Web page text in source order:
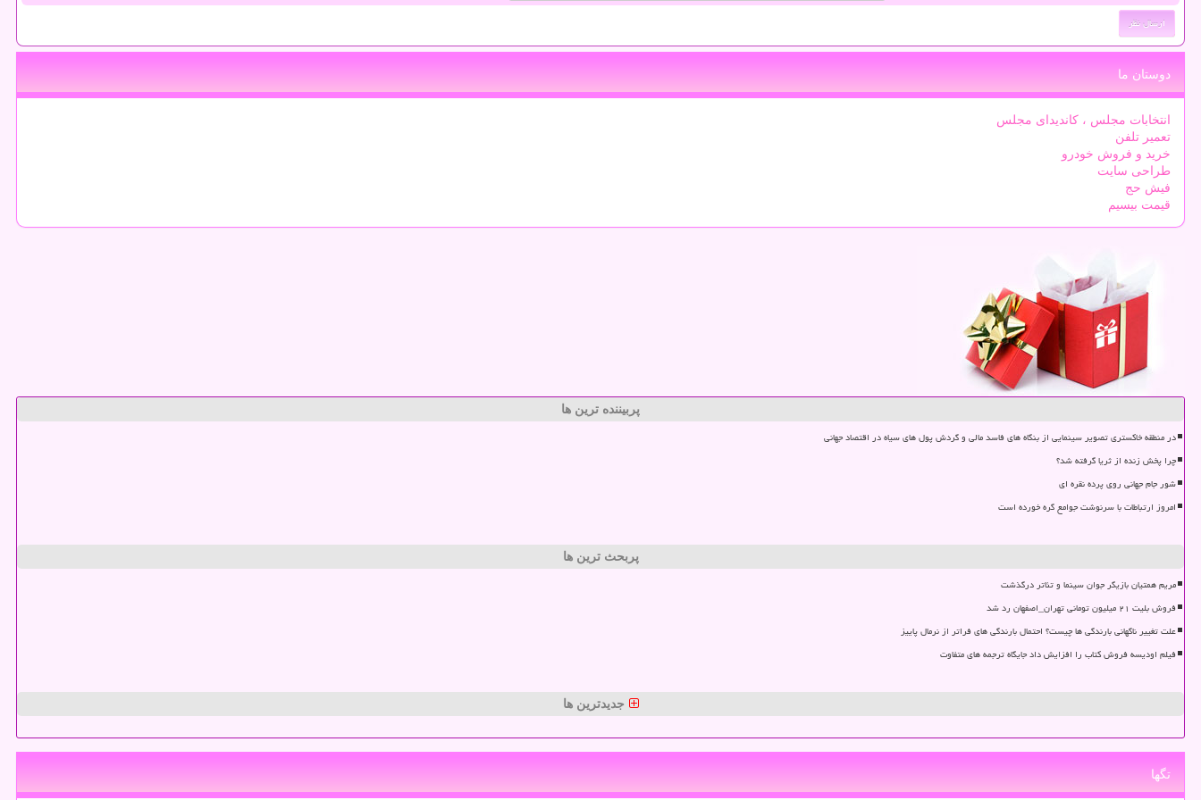
دوستان ما
انتخابات مجلس ، کاندیدای مجلس
تعمیر تلفن
خرید و فروش خودرو
طراحی سایت
فیش حج
قیمت بیسیم
پربیننده ترین ها
در منطقه خاکستری تصویر سینمایی از بنگاه های فاسد مالی و گردش پول های سیاه در اقتصاد جهانی
چرا پخش زنده از ثریا گرفته شد؟
شور جام جهانی روی پرده نقره ای
امروز ارتباطات با سرنوشت جوامع گره خورده است
پربحث ترین ها
مریم همتیان بازیگر جوان سینما و تئاتر درگذشت
فروش بلیت ۲۱ میلیون تومانی تهران_اصفهان رد شد
علت تغییر ناگهانی بارندگی ها چیست؟ احتمال بارندگی های فراتر از نرمال پاییز
فیلم اودیسه فروش کتاب را افزایش داد جایگاه ترجمه های متفاوت
جدیدترین ها
تگها